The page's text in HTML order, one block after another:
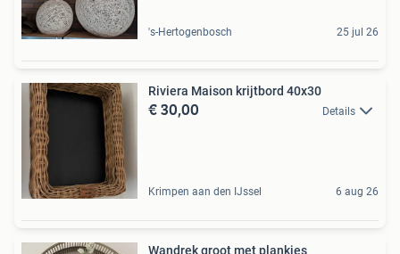
's-Hertogenbosch 25 jul 26
Riviera Maison krijtbord 40x30
€ 30,00 Details
Krimpen aan den IJssel 6 aug 26
Wandrek groot met plankjes